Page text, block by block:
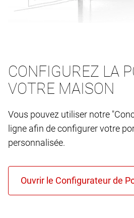
CONFIGUREZ LA
VOTRE MAISON
Vous pouvez utiliser notre
ligne afin de configurer votre
personnalisée.